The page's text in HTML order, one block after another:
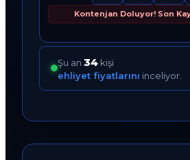
Kontenjan Doluyor! Son
Şu an 36 kişi
ehliyet fiyatlarını inceliyor.